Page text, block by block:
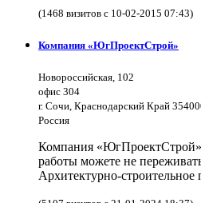
(1468 визитов с 10-02-2015 07:43)
Компания «ЮгПроектСтрой»
Новороссийская, 102
офис 304
г. Сочи, Краснодарский Край
Россия
Компания
работы можете не
Архитектурно-строительное